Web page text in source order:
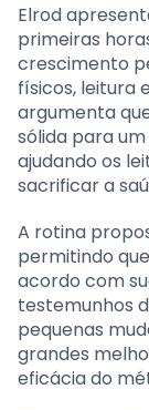
Elrod
primeiras
crescimento
físicos, leitura
argumenta
sólida para
ajudando os
sacrificar a
A rotina
permitindo
acordo com
testemunhos
pequenas
grandes
eficácia do